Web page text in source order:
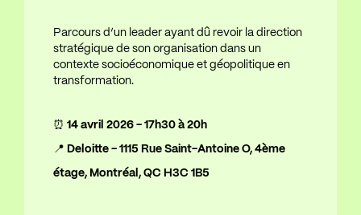
Parcours d’un leader ayant dû revoir la direction
stratégique de son organisation dans un
contexte socioéconomique et géopolitique en
transformation.
⏰ 14 avril 2026 - 17h30 à 20h
📍 Deloitte - 1115 Rue Saint-Antoine O, 4ème
étage, Montréal, QC H3C 1B5